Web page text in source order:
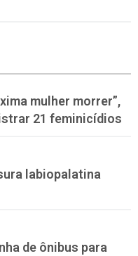
mulher morrer”,
21 feminicídios
labiopalatina
de ônibus para